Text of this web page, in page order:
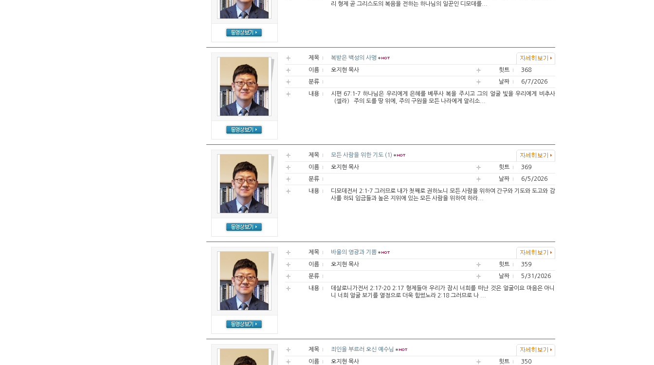
리 형제 곧 그리스도의 복음을 전하는 하나님의 일꾼인 디모데를...
제목 복받은 백성의 사명
이름 오지현 목사 힛트
368
분류
날짜 6/7/2026
내용
시편 67:1-7 하나님은 우리에게 은혜를 베푸사 복을 주시고 그의 얼굴 빛을 우리에게 비추사
（셀라） 주의 도를 땅 위에, 주의 구원을 모든 나라에게 알리소...
제목 모든 사람을 위한 기도 (1)
이름 오지현 목사 힛트
369
분류
날짜 6/5/2026
내용
디모데전서 2:1-7 그러므로 내가 첫째로 권하노니 모든 사람을 위하여 간구와 기도와 도고와 감
사를 하되 임금들과 높은 지위에 있는 모든 사람을 위하여 하라...
제목 바울의 영광과 기쁨
이름 오지현 목사 힛트
359
분류
날짜 5/31/2026
내용
데살로니가전서 2:17-20 2:17 형제들아 우리가 잠시 너희를 떠난 것은 얼굴이요 마음은 아니
니 너희 얼굴 보기를 열정으로 더욱 힘썼노라 2:18 그러므로 나 ...
제목 죄인을 부르러 오신 예수님
이름 오지현 목사 힛트
350